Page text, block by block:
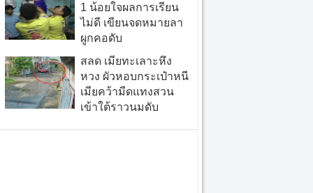
1 น้อยใจผลการเรียน
ไม่ดี เขียนจดหมายลา
ผูกคอดับ
สลด เมียทะเลาะหึง
หวง ผัวหอบกระเป๋าหนี
เมียคว้ามีดแทงสวน
เข้าใต้ราวนมดับ